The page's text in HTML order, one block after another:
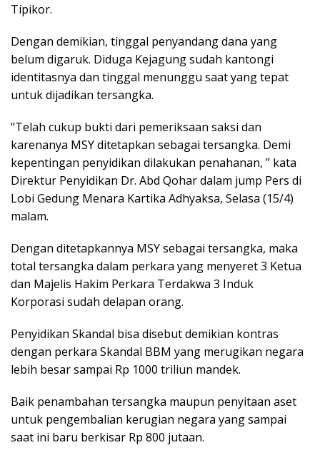
Tipikor.
Dengan demikian, tinggal penyandang dana yang
belum digaruk. Diduga Kejagung sudah kantongi
identitasnya dan tinggal menunggu saat yang tepat
untuk dijadikan tersangka.
“Telah cukup bukti dari pemeriksaan saksi dan
karenanya MSY ditetapkan sebagai tersangka. Demi
kepentingan penyidikan dilakukan penahanan, ” kata
Direktur Penyidikan Dr. Abd Qohar dalam jump Pers di
Lobi Gedung Menara Kartika Adhyaksa, Selasa (15/4)
malam.
Dengan ditetapkannya MSY sebagai tersangka, maka
total tersangka dalam perkara yang menyeret 3 Ketua
dan Majelis Hakim Perkara Terdakwa 3 Induk
Korporasi sudah delapan orang.
Penyidikan Skandal bisa disebut demikian kontras
dengan perkara Skandal BBM yang merugikan negara
lebih besar sampai Rp 1000 triliun mandek.
Baik penambahan tersangka maupun penyitaan aset
untuk pengembalian kerugian negara yang sampai
saat ini baru berkisar Rp 800 jutaan.